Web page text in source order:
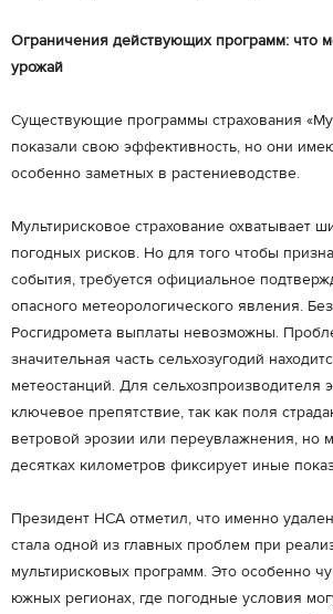
Ограничения действующих программ: что
урожай
Существующие программы страхования
показали свою эффективность, но они
особенно заметных в растениеводстве.
Мультирисковое страхование охватывает
погодных рисков. Но для того чтобы
события, требуется официальное
опасного метеорологического явления.
Росгидромета выплаты невозможны.
значительная часть сельхозугодий
метеостанций. Для сельхозпроизводителя
ключевое препятствие, так как поля
ветровой эрозии или переувлажнения, но
десятках километров фиксирует иные
Президент НСА отметил, что именно
стала одной из главных проблем при
мультирисковых программ. Это особенно
южных регионах, где погодные условия